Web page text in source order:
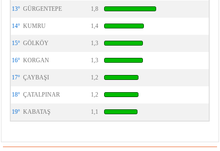
13° GÜRGENTEPE 1,8
14° KUMRU 1,4
15° GÖLKÖY 1,3
16° KORGAN 1,3
17° ÇAYBAŞI 1,2
18° ÇATALPINAR 1,2
19° KABATAŞ 1,1